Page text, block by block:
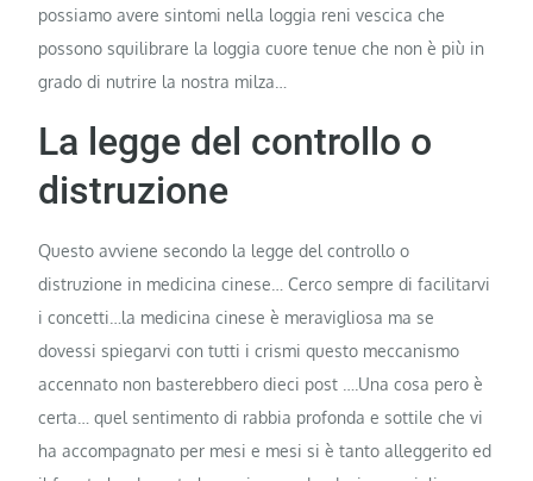
possiamo avere sintomi nella loggia reni vescica che
possono squilibrare la loggia cuore tenue che non è più in
grado di nutrire la nostra milza…
La legge del controllo o
distruzione
Questo avviene secondo la legge del controllo o
distruzione in medicina cinese… Cerco sempre di facilitarvi
i concetti…la medicina cinese è meravigliosa ma se
dovessi spiegarvi con tutti i crismi questo meccanismo
accennato non basterebbero dieci post ….Una cosa pero è
certa… quel sentimento di rabbia profonda e sottile che vi
ha accompagnato per mesi e mesi si è tanto alleggerito ed